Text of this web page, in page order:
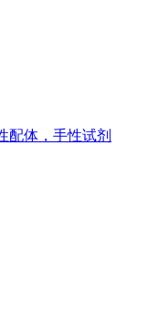
配体，手性试剂